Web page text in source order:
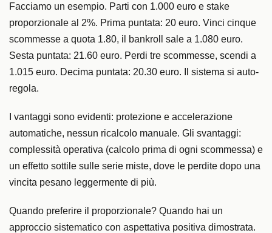
Facciamo un esempio. Parti con 1.000 euro e stake
proporzionale al 2%. Prima puntata: 20 euro. Vinci cinque
scommesse a quota 1.80, il bankroll sale a 1.080 euro.
Sesta puntata: 21.60 euro. Perdi tre scommesse, scendi a
1.015 euro. Decima puntata: 20.30 euro. Il sistema si auto-
regola.
I vantaggi sono evidenti: protezione e accelerazione
automatiche, nessun ricalcolo manuale. Gli svantaggi:
complessità operativa (calcolo prima di ogni scommessa) e
un effetto sottile sulle serie miste, dove le perdite dopo una
vincita pesano leggermente di più.
Quando preferire il proporzionale? Quando hai un
approccio sistematico con aspettativa positiva dimostrata.